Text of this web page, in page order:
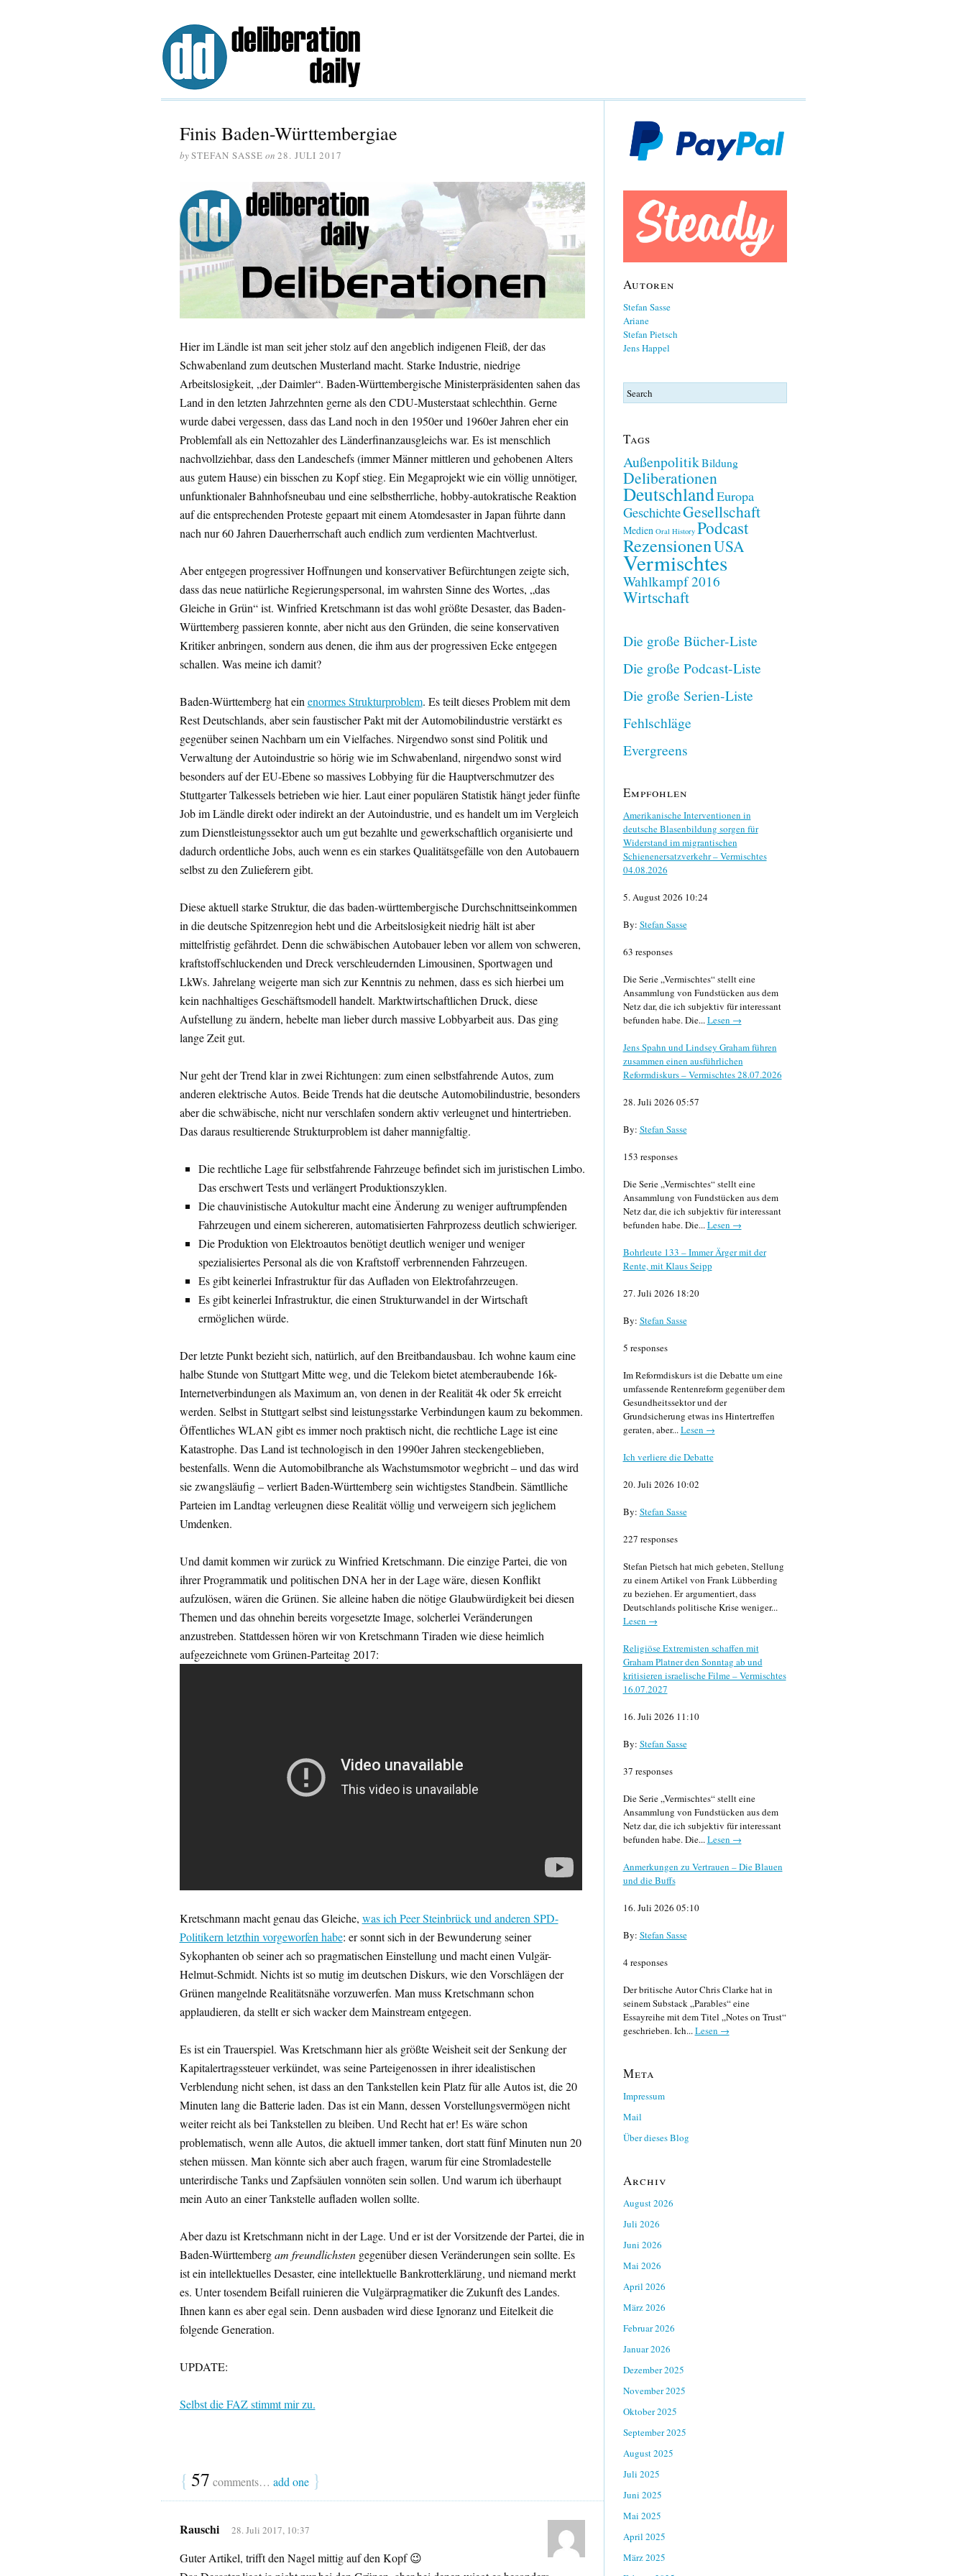
Finis Baden-Württembergiae
bySTEFAN SASSE on 28. JULI 2017
Hier im Ländle ist man seit jeher stolz auf den angeblich indigenen Fleiß, der das
Schwabenland zum deutschen Musterland macht. Starke Industrie, niedrige
Arbeitslosigkeit, „der Daimler“. Baden-Württembergische Ministerpräsidenten sahen das
Land in den letzten Jahrzehnten gerne als den CDU-Musterstaat schlechthin. Gerne
wurde dabei vergessen, dass das Land noch in den 1950er und 1960er Jahren eher ein
Problemfall als ein Nettozahler des Länderfinanzausgleichs war. Es ist menschlich
nachvollziehbar, dass den Landeschefs (immer Männer mittleren und gehobenen Alters
aus gutem Hause) ein bisschen zu Kopf stieg. Ein Megaprojekt wie ein völlig unnötiger,
unfunktionaler Bahnhofsneubau und eine selbstherrliche, hobby-autokratische Reaktion
auf die entsprechenden Proteste gepaart mit einem Atomdesaster in Japan führte dann
nach nur 60 Jahren Dauerherrschaft auch endlich zum verdienten Machtverlust.
Aber entgegen progressiver Hoffnungen und konservativer Befürchtungen zeigte sich,
dass das neue natürliche Regierungspersonal, im wahrsten Sinne des Wortes, „das
Gleiche in Grün“ ist. Winfried Kretschmann ist das wohl größte Desaster, das Baden-
Württemberg passieren konnte, aber nicht aus den Gründen, die seine konservativen
Kritiker anbringen, sondern aus denen, die ihm aus der progressiven Ecke entgegen
schallen. Was meine ich damit?
Baden-Württemberg hat einenormes Strukturproblem. Es teilt dieses Problem mit dem
Rest Deutschlands, aber sein faustischer Pakt mit der Automobilindustrie verstärkt es
gegenüber seinen Nachbarn um ein Vielfaches. Nirgendwo sonst sind Politik und
Verwaltung der Autoindustrie so hörig wie im Schwabenland, nirgendwo sonst wird
besonders auf der EU-Ebene so massives Lobbying für die Hauptverschmutzer des
Stuttgarter Talkessels betrieben wie hier. Laut einer populären Statistik hängt jeder fünfte
Job im Ländle direkt oder indirekt an der Autoindustrie, und es handelt um im Vergleich
zum Dienstleistungssektor auch um gut bezahlte und gewerkschaftlich organisierte und
dadurch ordentliche Jobs, auch wenn es ein starkes Qualitätsgefälle von den Autobauern
selbst zu den Zulieferern gibt.
Diese aktuell starke Struktur, die das baden-württembergische Durchschnittseinkommen
in die deutsche Spitzenregion hebt und die Arbeitslosigkeit niedrig hält ist aber
mittelfristig gefährdet. Denn die schwäbischen Autobauer leben vor allem von schweren,
kraftstoffschluckenden und Dreck verschleudernden Limousinen, Sportwagen und
LkWs. Jahrelang weigerte man sich zur Kenntnis zu nehmen, dass es sich hierbei um
kein nachhaltiges Geschäftsmodell handelt. Marktwirtschaftlichen Druck, diese
Aufstellung zu ändern, hebelte man lieber durch massive Lobbyarbeit aus. Das ging
lange Zeit gut.
Nur geht der Trend klar in zwei Richtungen: zum einen selbstfahrende Autos, zum
anderen elektrische Autos. Beide Trends hat die deutsche Automobilindustrie, besonders
aber die schwäbische, nicht nur verschlafen sondern aktiv verleugnet und hintertrieben.
Das daraus resultierende Strukturproblem ist daher mannigfaltig.
Die rechtliche Lage für selbstfahrende Fahrzeuge befindet sich im juristischen Limbo.
Das erschwert Tests und verlängert Produktionszyklen.
Die chauvinistische Autokultur macht eine Änderung zu weniger auftrumpfenden
Fahrzeugen und einem sichereren, automatisierten Fahrprozess deutlich schwieriger.
Die Produktion von Elektroautos benötigt deutlich weniger und weniger
spezialisiertes Personal als die von Kraftstoff verbrennenden Fahrzeugen.
Es gibt keinerlei Infrastruktur für das Aufladen von Elektrofahrzeugen.
Es gibt keinerlei Infrastruktur, die einen Strukturwandel in der Wirtschaft
ermöglichen würde.
Der letzte Punkt bezieht sich, natürlich, auf den Breitbandausbau. Ich wohne kaum eine
halbe Stunde von Stuttgart Mitte weg, und die Telekom bietet atemberaubende 16k-
Internetverbindungen als Maximum an, von denen in der Realität 4k oder 5k erreicht
werden. Selbst in Stuttgart selbst sind leistungsstarke Verbindungen kaum zu bekommen.
Öffentliches WLAN gibt es immer noch praktisch nicht, die rechtliche Lage ist eine
Katastrophe. Das Land ist technologisch in den 1990er Jahren steckengeblieben,
bestenfalls. Wenn die Automobilbranche als Wachstumsmotor wegbricht – und das wird
sie zwangsläufig – verliert Baden-Württemberg sein wichtigstes Standbein. Sämtlliche
Parteien im Landtag verleugnen diese Realität völlig und verweigern sich jeglichem
Umdenken.
Und damit kommen wir zurück zu Winfried Kretschmann. Die einzige Partei, die von
ihrer Programmatik und politischen DNA her in der Lage wäre, diesen Konflikt
aufzulösen, wären die Grünen. Sie alleine haben die nötige Glaubwürdigkeit bei diesen
Themen und das ohnehin bereits vorgesetzte Image, solcherlei Veränderungen
anzustreben. Stattdessen hören wir von Kretschmann Tiraden wie diese heimlich
aufgezeichnete vom Grünen-Parteitag 2017:
Kretschmann macht genau das Gleiche, was ich Peer Steinbrück und anderen SPD-
Politikern letzthin vorgeworfen habe: er sonnt sich in der Bewunderung seiner
Sykophanten ob seiner ach so pragmatischen Einstellung und macht einen Vulgär-
Helmut-Schmidt. Nichts ist so mutig im deutschen Diskurs, wie den Vorschlägen der
Grünen mangelnde Realitätsnähe vorzuwerfen. Man muss Kretschmann schon
applaudieren, da stellt er sich wacker dem Mainstream entgegen.
Es ist ein Trauerspiel. Was Kretschmann hier als größte Weisheit seit der Senkung der
Kapitalertragssteuer verkündet, was seine Parteigenossen in ihrer idealistischen
Verblendung nicht sehen, ist dass an den Tankstellen kein Platz für alle Autos ist, die 20
Minuten lang die Batterie laden. Das ist ein Mann, dessen Vorstellungsvermögen nicht
weiter reicht als bei Tankstellen zu bleiben. Und Recht hat er! Es wäre schon
problematisch, wenn alle Autos, die aktuell immer tanken, dort statt fünf Minuten nun 20
stehen müssen. Man könnte sich aber auch fragen, warum für eine Stromladestelle
unterirdische Tanks und Zapfsäulen vonnöten sein sollen. Und warum ich überhaupt
mein Auto an einer Tankstelle aufladen wollen sollte.
Aber dazu ist Kretschmann nicht in der Lage. Und er ist der Vorsitzende der Partei, die in
Baden-Württembergam freundlichstengegenüber diesen Veränderungen sein sollte. Es
ist ein intellektuelles Desaster, eine intellektuelle Bankrotterklärung, und niemand merkt
es. Unter tosendem Beifall ruinieren die Vulgärpragmatiker die Zukunft des Landes.
Ihnen kann es aber egal sein. Denn ausbaden wird diese Ignoranz und Eitelkeit die
folgende Generation.
UPDATE:
Selbst die FAZ stimmt mir zu.
{ 57 comments… add one }
Rauschi 28. Juli 2017, 10:37
Guter Artikel, trifft den Nagel mittig auf den Kopf 😉
Autoren
Stefan Sasse
Ariane
Stefan Pietsch
Jens Happel
Tags
AußenpolitikBildung
Deliberationen
DeutschlandEuropa
GeschichteGesellschaft
Medien Oral History Podcast
RezensionenUSA
Vermischtes
Wahlkampf 2016
Wirtschaft
Die große Bücher-Liste
Die große Podcast-Liste
Die große Serien-Liste
Fehlschläge
Evergreens
Empfohlen
Amerikanische Interventionen in
deutsche Blasenbildung sorgen für
Widerstand im migrantischen
Schienenersatzverkehr – Vermischtes
04.08.2026
5. August 2026 10:24
By: Stefan Sasse
63 responses
Die Serie „Vermischtes“ stellt eine
Ansammlung von Fundstücken aus dem
Netz dar, die ich subjektiv für interessant
befunden habe. Die...Lesen →
Jens Spahn und Lindsey Graham führen
zusammen einen ausführlichen
Reformdiskurs – Vermischtes 28.07.2026
28. Juli 2026 05:57
By: Stefan Sasse
153 responses
Die Serie „Vermischtes“ stellt eine
Ansammlung von Fundstücken aus dem
Netz dar, die ich subjektiv für interessant
befunden habe. Die...Lesen →
Bohrleute 133 – Immer Ärger mit der
Rente, mit Klaus Seipp
27. Juli 2026 18:20
By: Stefan Sasse
5 responses
Im Reformdiskurs ist die Debatte um eine
umfassende Rentenreform gegenüber dem
Gesundheitssektor und der
Grundsicherung etwas ins Hintertreffen
geraten, aber...Lesen →
Ich verliere die Debatte
20. Juli 2026 10:02
By: Stefan Sasse
227 responses
Stefan Pietsch hat mich gebeten, Stellung
zu einem Artikel von Frank Lübberding
zu beziehen. Er argumentiert, dass
Deutschlands politische Krise weniger...
Lesen →
Religiöse Extremisten schaffen mit
Graham Platner den Sonntag ab und
kritisieren israelische Filme – Vermischtes
16.07.2027
16. Juli 2026 11:10
By: Stefan Sasse
37 responses
Die Serie „Vermischtes“ stellt eine
Ansammlung von Fundstücken aus dem
Netz dar, die ich subjektiv für interessant
befunden habe. Die...Lesen →
Anmerkungen zu Vertrauen – Die Blauen
und die Buffs
16. Juli 2026 05:10
By: Stefan Sasse
4 responses
Der britische Autor Chris Clarke hat in
seinem Substack „Parables“ eine
Essayreihe mit dem Titel „Notes on Trust“
geschrieben. Ich...Lesen →
Meta
Impressum
Mail
Über dieses Blog
Archiv
August 2026
Juli 2026
Juni 2026
Mai 2026
April 2026
März 2026
Februar 2026
Januar 2026
Dezember 2025
November 2025
Oktober 2025
September 2025
August 2025
Juli 2025
Juni 2025
Mai 2025
April 2025
März 2025